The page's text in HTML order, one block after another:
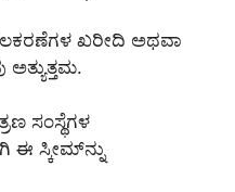
ಖರೀದಿ ಅಥವಾ
ಸಂಸ್ಥೆಗಳ
ಈ ಸ್ಕೀಮ್‌ನ್ನು